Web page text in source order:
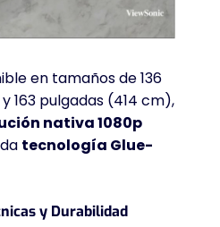
en tamaños de 136
163 pulgadas (414 cm),
nativa 1080p
tecnología Glue-
y Durabilidad